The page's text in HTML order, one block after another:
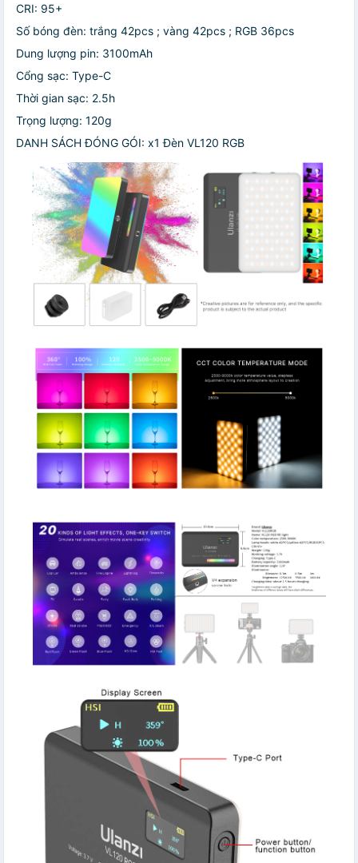
CRI: 95+
Số bóng đèn: trắng 42pcs ; vàng 42pcs ; RGB 36pcs
Dung lượng pin: 3100mAh
Cổng sạc: Type-C
Thời gian sạc: 2.5h
Trọng lượng: 120g
DANH SÁCH ĐÓNG GÓI: x1 Đèn VL120 RGB